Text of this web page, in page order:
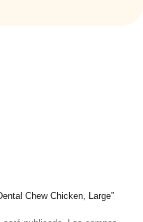
Chew Chicken, Large”